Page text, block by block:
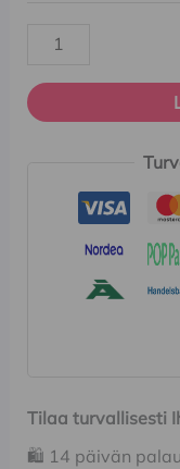
Tilaa turvallisesti
🛍️ 14 päivän